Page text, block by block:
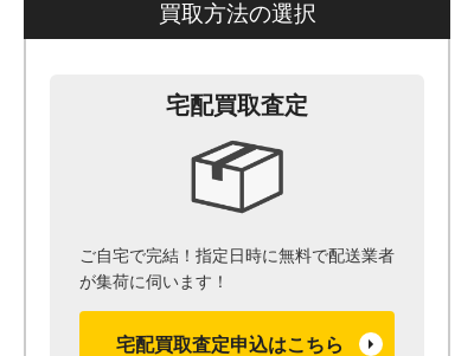
買取方法の選択
宅配買取査定
ご自宅で完結！指定日時に無料で配送業者
が集荷に伺います！
宅配買取査定申込はこちら